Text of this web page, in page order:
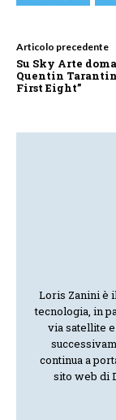
Articolo precedente
Su Sky Arte
Quentin
First Eight”
Loris Zanini è
tecnologia, in
via satellite
continua a
sito web di